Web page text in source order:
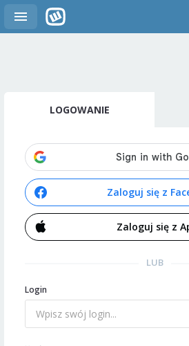
LOGOWANIE
Zaloguj się z
Zaloguj się z
LUB
Login